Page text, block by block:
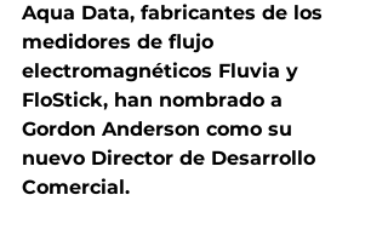
Aqua Data, fabricantes de los
medidores de flujo
electromagnéticos Fluvia y
FloStick, han nombrado a
Gordon Anderson como su
nuevo Director de Desarrollo
Comercial.